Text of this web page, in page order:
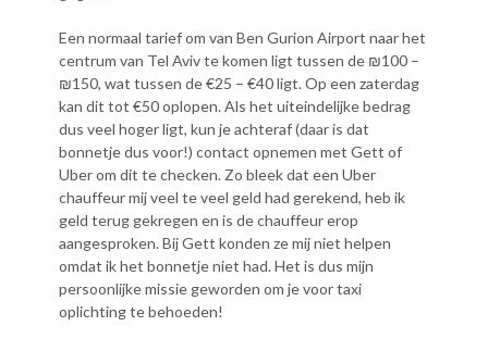
Een normaal tarief om van Ben Gurion Airport naar het
centrum van Tel Aviv te komen ligt tussen de ₪100 –
₪150, wat tussen de €25 – €40 ligt. Op een zaterdag
kan dit tot €50 oplopen. Als het uiteindelijke bedrag
dus veel hoger ligt, kun je achteraf (daar is dat
bonnetje dus voor!) contact opnemen met Gett of
Uber om dit te checken. Zo bleek dat een Uber
chauffeur mij veel te veel geld had gerekend, heb ik
geld terug gekregen en is de chauffeur erop
aangesproken. Bij Gett konden ze mij niet helpen
omdat ik het bonnetje niet had. Het is dus mijn
persoonlijke missie geworden om je voor taxi
oplichting te behoeden!